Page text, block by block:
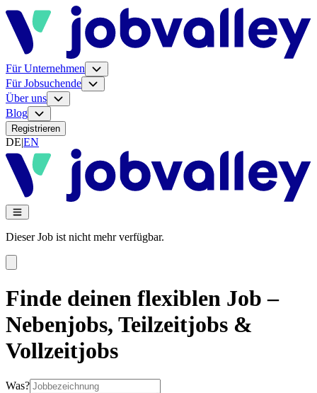
Für Unternehmen
Für Jobsuchende
Über uns
Blog
Registrieren
DE|EN
Dieser Job ist nicht mehr verfügbar.
Finde deinen flexiblen Job –
Nebenjobs, Teilzeitjobs &
Vollzeitjobs
Was?